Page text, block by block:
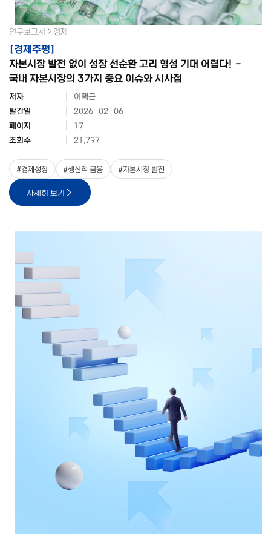
연구보고서 경제
[경제주평]
자본시장 발전 없이 성장 선순환 고리 형성 기대 어렵다! -
국내 자본시장의 3가지 중요 이슈와 시사점
저자
이택근
발간일
2026-02-06
페이지
17
조회수
21,797
#경제성장 #생산적 금융 #자본시장 발전
자세히 보기